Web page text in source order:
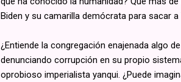
Biden y su camarilla demócrata para sacar
¿Entiende la congregación enajenada algo
denunciando corrupción en su propio
oprobioso imperialista yanqui. ¿Puede